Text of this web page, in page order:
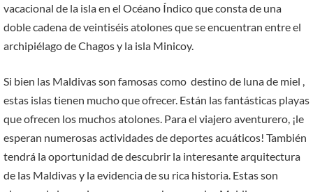
vacacional de la isla en el Océano Índico que consta de una
doble cadena de veintiséis atolones que se encuentran entre el
archipiélago de Chagos y la isla Minicoy.
Si bien las Maldivas son famosas como destino de luna de miel ,
estas islas tienen mucho que ofrecer. Están las fantásticas playas
que ofrecen los muchos atolones. Para el viajero aventurero, ¡le
esperan numerosas actividades de deportes acuáticos! También
tendrá la oportunidad de descubrir la interesante arquitectura
de las Maldivas y la evidencia de su rica historia. Estas son